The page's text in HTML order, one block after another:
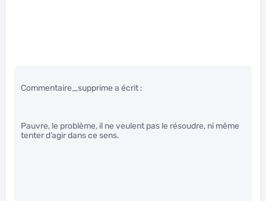
Commentaire_supprime a écrit :
Pauvre, le problème, il ne veulent pas le résoudre, ni même
tenter d’agir dans ce sens.